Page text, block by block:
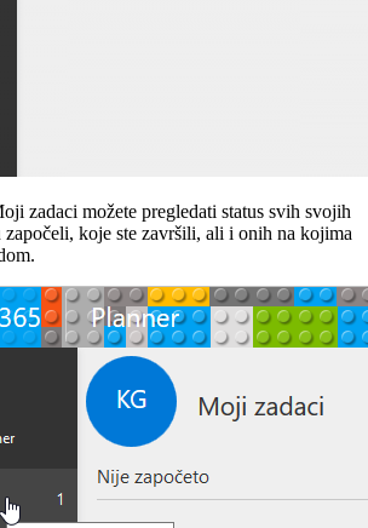
zadaci možete pregledati status svih svojih
započeli, koje ste završili, ali i onih na kojima